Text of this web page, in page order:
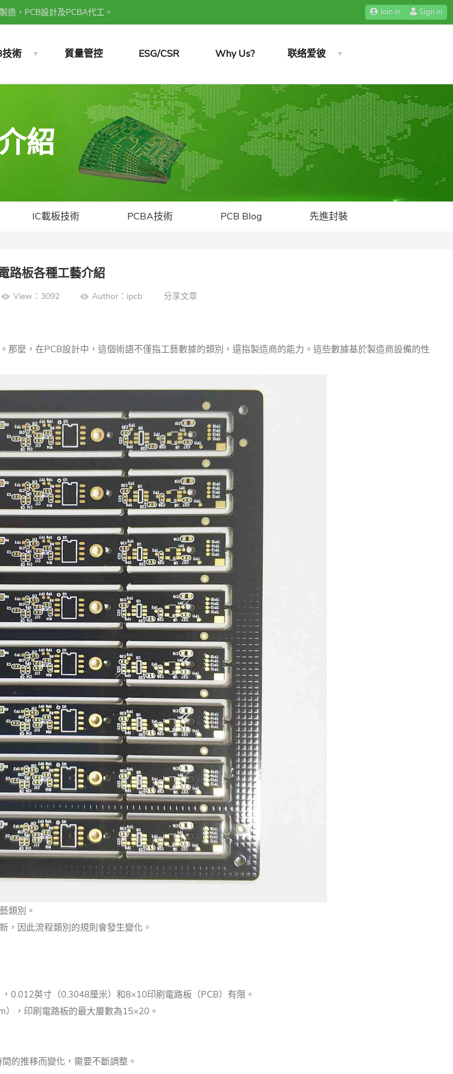
造，PCB設計及PCBA代工。 Join in Sign in
技術 質量管控 ESG/CSR Why Us? 联络爱彼
紹
IC載板技術 PCBA技術 PCB Blog 先進封裝​
路板各種工藝介紹
View：3092 Author：ipcb 分享文章
那麼，在PCB設計中，這個術語不僅指工藝數據的類別，還指製造商的能力。 這些數據基於製造商設備的性
類別。
，因此流程類別的規則會發生變化。
0.012英寸（0.3048厘米）和8×10印刷電路板（PCB）有限。
，印刷電路板的最大層數為15×20。
的推移而變化，需要不斷調整。